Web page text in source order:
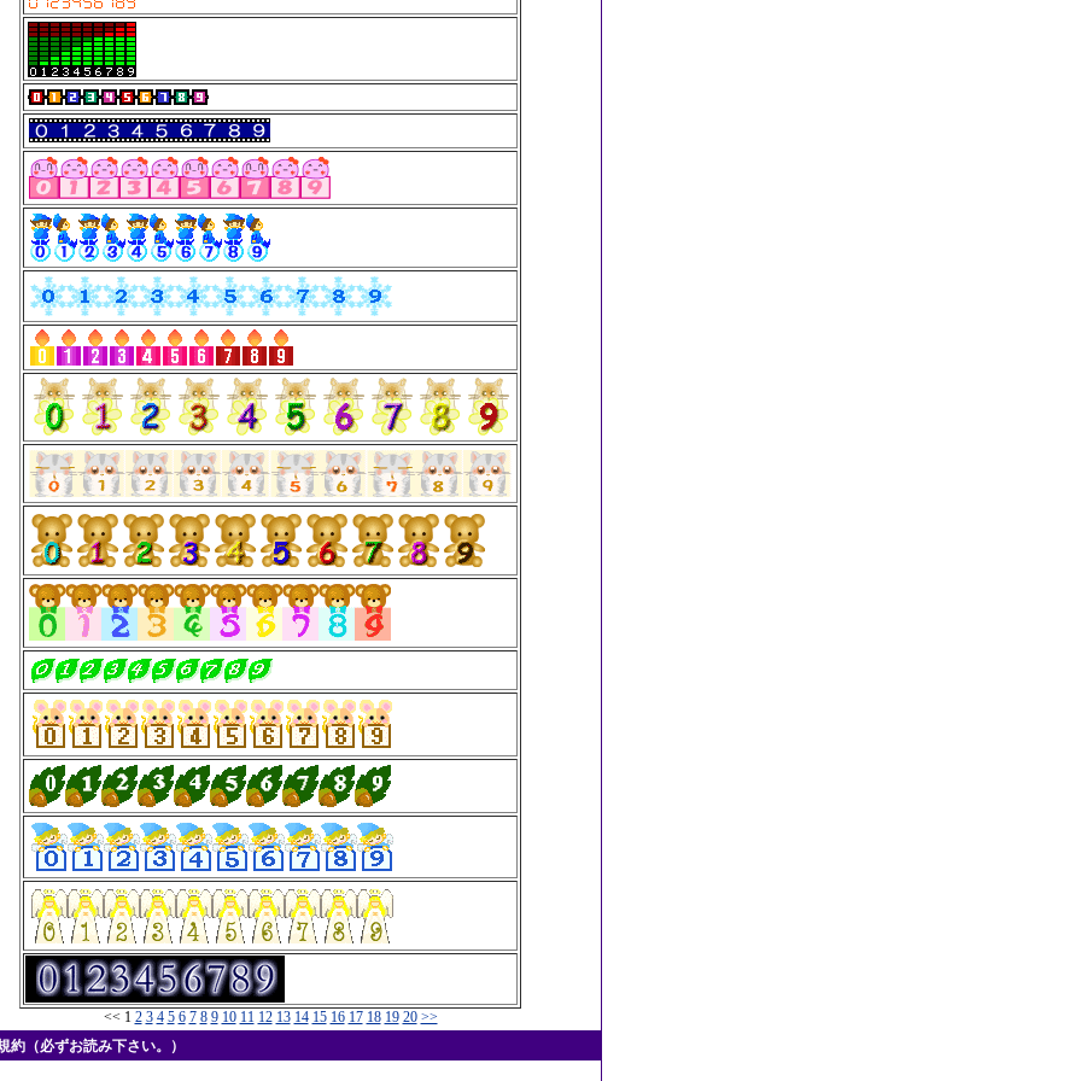
<< 1 2 3 4 5 6 7 8 9 10 11 12 13 14 15 16 17 18 19 20 >>
約（必ずお読み下さい。）